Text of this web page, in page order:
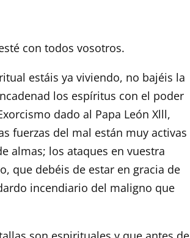
con todos vosotros.
estáis ya viviendo, no bajéis la
los espíritus con el poder
dado al Papa León Xlll,
fuerzas del mal están muy activas
almas; los ataques en vuestra
que debéis de estar en gracia de
incendiario del maligno que